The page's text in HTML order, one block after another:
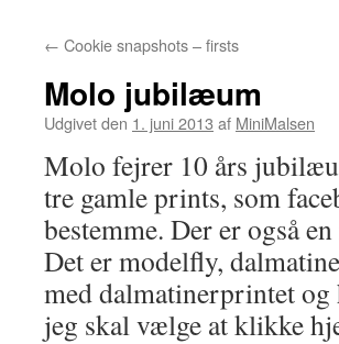
← Cookie snapshots – firsts
Molo jubilæum
Udgivet den 1. juni 2013 af MiniMalsen
Molo fejrer 10 års
tre gamle prints, som
bestemme. Der er også
Det er modelfly,
med dalmatinerprintet
jeg skal vælge at klikke